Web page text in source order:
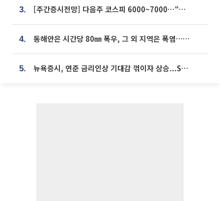
3. [주간증시전망] 다음주 코스피 6000~7000⋯“外人 수급은 정책이 변수”
4. 동해안은 시간당 80㎜ 폭우, 그 외 지역은 폭염…‘극과 극 날씨’
5. 뉴욕증시, 연준 금리인상 기대감 꺾이자 상승...S&P500 사상 최고치 [종합]